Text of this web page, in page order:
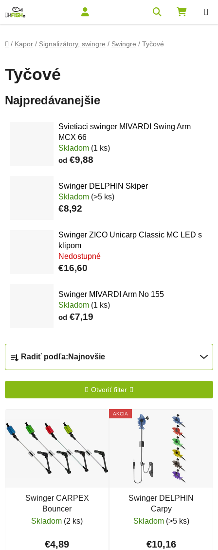
Domov
/ Kapor / Signalizátory, swingre / Swingre / Tyčové
Tyčové
Najpredávanejšie
Svietiaci swinger MIVARDI Swing Arm
MCX 66
Skladom (1 ks)
od €9,88
Swinger DELPHIN Skiper
Skladom (>5 ks)
€8,92
Swinger ZICO Unicarp Classic MC LED s
klipom
Nedostupné
€16,60
Swinger MIVARDI Arm No 155
Skladom (1 ks)
od €7,19
Radenie produktov
Radiť podľa: Najnovšie
Otvoriť filter
Swinger CARPEX
Bouncer
Skladom (2 ks)
€4,89
AKCIA
Swinger DELPHIN
Carpy
Skladom (>5 ks)
€10,16